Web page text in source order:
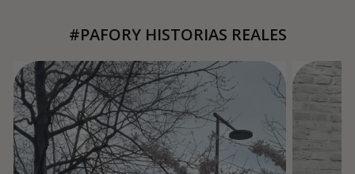
#PAFORY HISTORIAS REALES